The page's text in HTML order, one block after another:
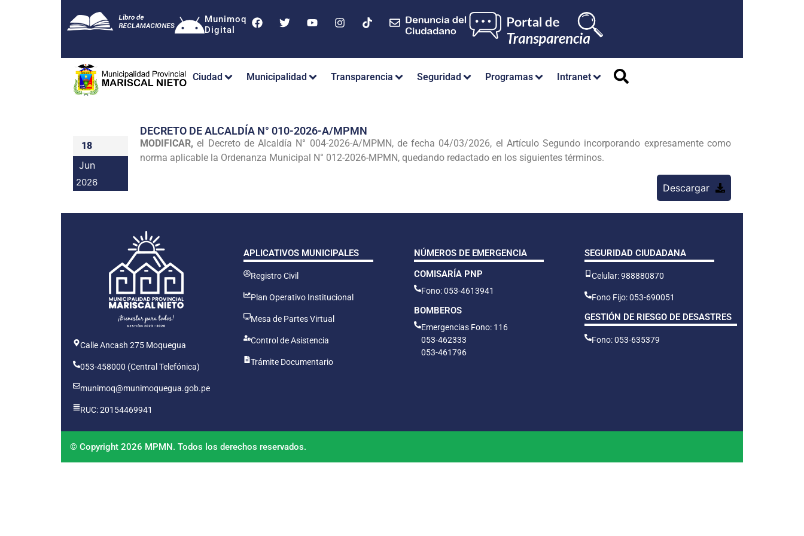
Munimoq
Digital
Ciudad Municipalidad Transparencia Seguridad Programas Intranet
18
Jun
2026
DECRETO DE ALCALDÍA N° 010-2026-A/MPMN
MODIFICAR, el Decreto de Alcaldía N° 004-2026-A/MPMN, de fecha 04/03/2026, el Artículo Segundo incorporando expresamente como
norma aplicable la Ordenanza Municipal N° 012-2026-MPMN, quedando redactado en los siguientes términos.
Descargar
Calle Ancash 275 Moquegua
053-458000 (Central Telefónica)
munimoq@munimoquegua.gob.pe
RUC: 20154469941
APLICATIVOS MUNICIPALES
Registro Civil
Plan Operativo Institucional
Mesa de Partes Virtual
Control de Asistencia
Trámite Documentario
NÚMEROS DE EMERGENCIA
COMISARÍA PNP
Fono: 053-4613941
BOMBEROS
Emergencias Fono: 116
053-462333
053-461796
SEGURIDAD CIUDADANA
Celular: 988880870
Fono Fijo: 053-690051
GESTIÓN DE RIESGO DE DESASTRES
Fono: 053-635379
© Copyright 2026 MPMN. Todos los derechos reservados.